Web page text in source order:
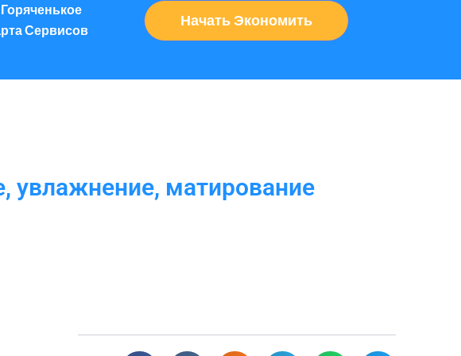
Горяченькое
Сервисов
Начать Экономить
увлажнение, матирование